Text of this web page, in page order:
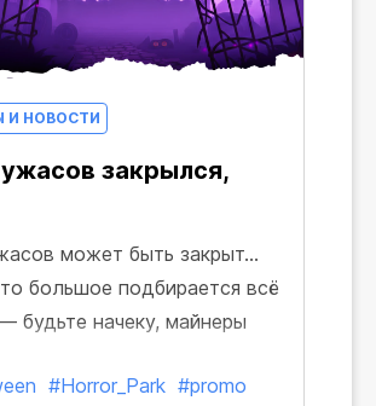
И НОВОСТИ
закрылся,
может быть закрыт…
большое подбирается всё
будьте начеку, майнеры
#Horror_Park #promo